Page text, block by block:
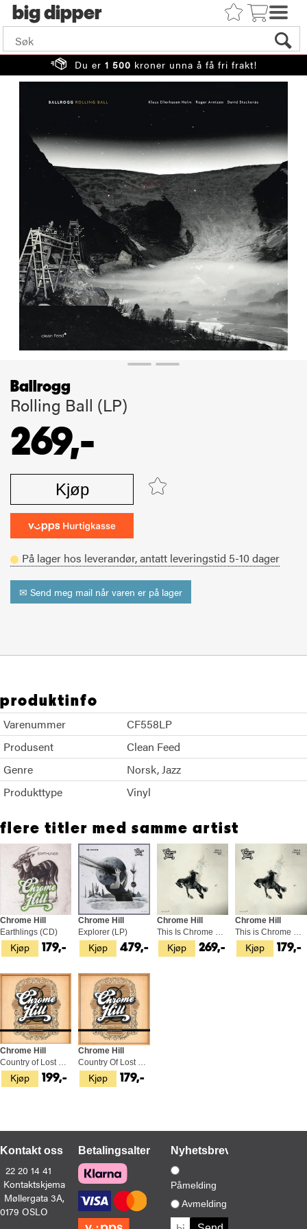
big
Du er 1 500 kroner unna å få fri frakt!
Ballrogg
Rolling Ball (LP)
269,-
Kjøp
På lager hos leverandør,antatt leveringstid 5-10 dager
✉ Send meg mail når varen er på lager
produktinfo
Varenummer
CF558LP
Produsent
Clean Feed
Genre
Norsk Jazz
Produkttype
Vinyl
flere titler med samme artist
Kjøp
Chrome Hill
Earthlings (CD)
179,- Kjøp
Chrome Hill
Explorer (LP)
479,- Kjøp
Chrome Hill
This Is Chrome Hill (LP)
269,- Kjøp
Chrome Hill
This is Chrome Hill (CD)
179,-
Kjøp
Chrome Hill
199,- Kjøp
Chrome Hill
179,-
Kontakt oss
22 20 14 41
Kontaktskjema
Møllergata 3A,
0179 OSLO
BetalingsalternativerNyhetsbrev
Påmelding
Avmelding